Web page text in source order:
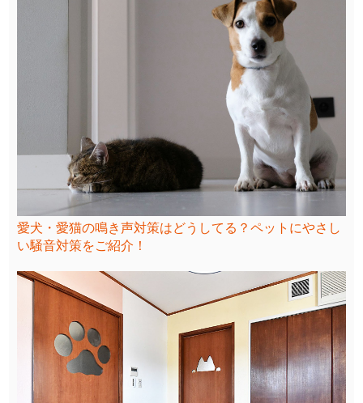
愛犬・愛猫の鳴き声対策はどうしてる？ペットにやさし
い騒音対策をご紹介！